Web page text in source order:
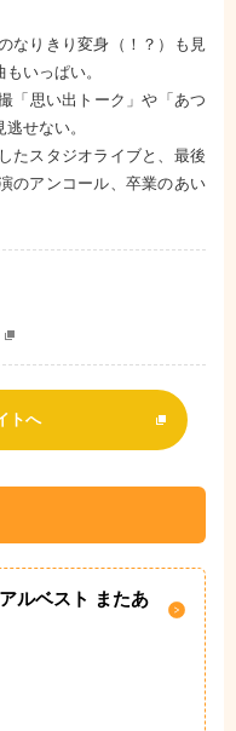
なりきり変身（！？）も見
いっぱい。
「思い出トーク」や「あつ
せない。
たスタジオライブと、最後
のアンコール、卒業のあい
トへ
ルベスト またあ